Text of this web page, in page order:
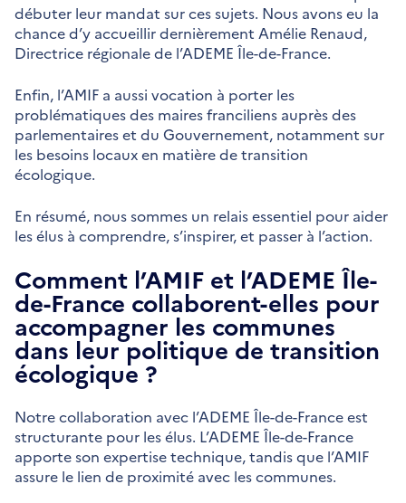
débuter leur mandat sur ces sujets. Nous avons eu la
chance d’y accueillir dernièrement Amélie Renaud,
Directrice régionale de l’ADEME Île-de-France.
Enfin, l’AMIF a aussi vocation à porter les
problématiques des maires franciliens auprès des
parlementaires et du Gouvernement, notamment sur
les besoins locaux en matière de transition
écologique.
En résumé, nous sommes un relais essentiel pour aider
les élus à comprendre, s’inspirer, et passer à l’action.
Comment l’AMIF et l’ADEME Île-
de-France collaborent-elles pour
accompagner les communes
dans leur politique de transition
écologique ?
Notre collaboration avec l’ADEME Île-de-France est
structurante pour les élus. L’ADEME Île-de-France
apporte son expertise technique, tandis que l’AMIF
assure le lien de proximité avec les communes.